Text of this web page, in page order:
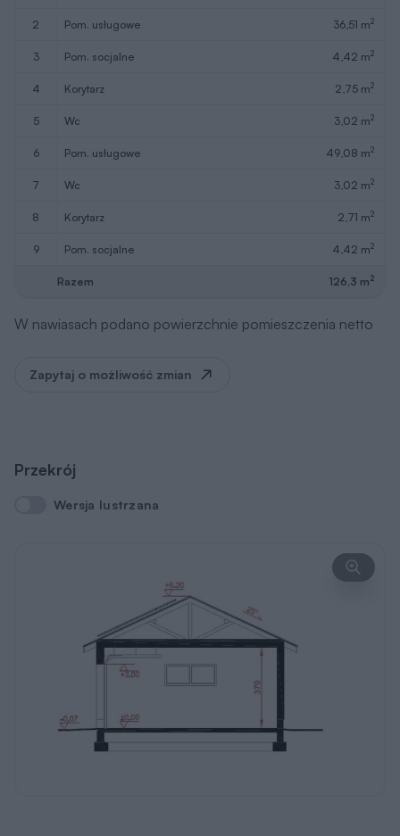
2 pom. usługowe 36,51 m2
3 pom. socjalne 4,42 m2
4 korytarz 2,75 m2
5 wc 3,02 m2
6 pom. usługowe 49,08 m2
7 wc 3,02 m2
8 korytarz 2,71 m2
9 pom. socjalne 4,42 m2
Razem 126,3 m2
W nawiasach podano powierzchnie pomieszczenia netto
Zapytaj o możliwość zmian
Przekrój
Wersja lustrzana
Wersja lustrzana